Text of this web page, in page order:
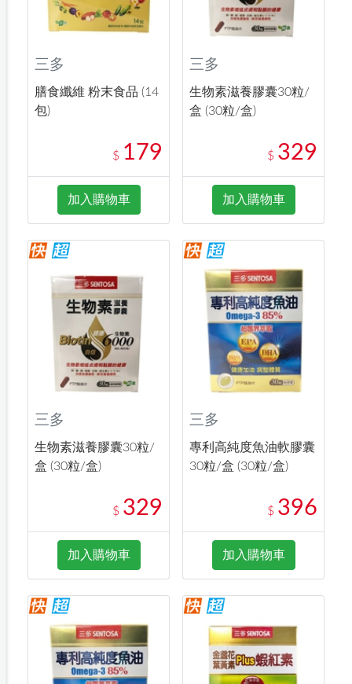
三多
膳食纖維 粉末食品 (14
包)
$ 179
加入購物車
三多
生物素滋養膠囊30粒/
盒 (30粒/盒)
$ 329
加入購物車
三多
生物素滋養膠囊30粒/
盒 (30粒/盒)
$ 329
加入購物車
三多
專利高純度魚油軟膠囊
30粒/盒 (30粒/盒)
$ 396
加入購物車